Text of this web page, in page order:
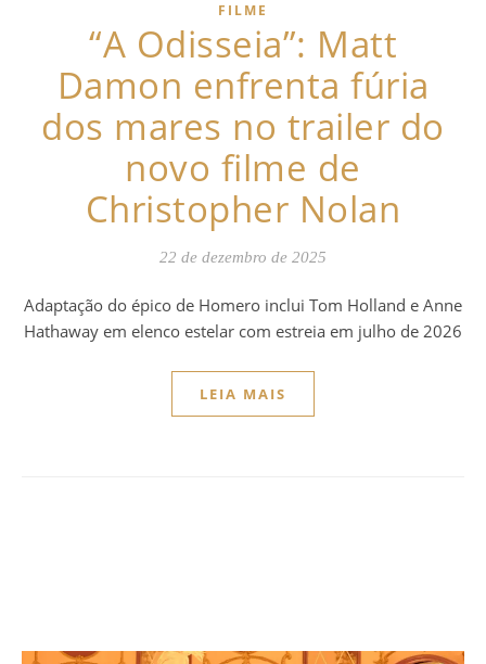
FILME
“A Odisseia”: Matt
Damon enfrenta fúria
dos mares no trailer do
novo filme de
Christopher Nolan
22 de dezembro de 2025
Adaptação do épico de Homero inclui Tom Holland e Anne
Hathaway em elenco estelar com estreia em julho de 2026
LEIA MAIS